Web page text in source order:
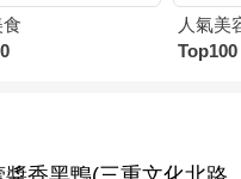
人氣美
Top100